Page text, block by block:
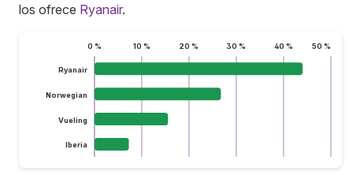
los ofrece Ryanair.
0 % 10 % 20 % 30 % 40 % 50 %
Ryanair
Norwegian
Vueling
Iberia